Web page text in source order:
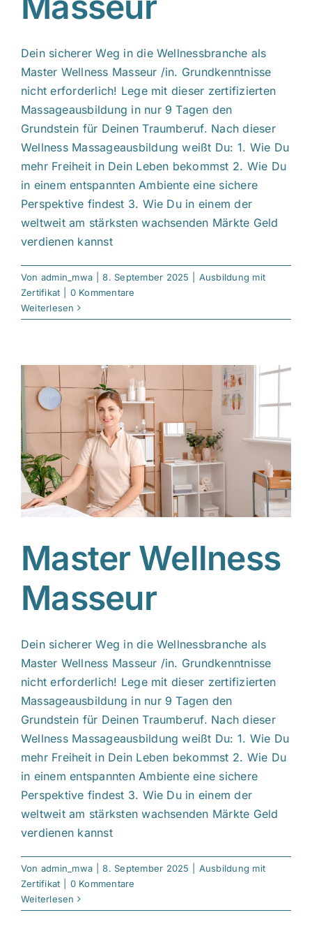
Dein sicherer Weg in die Wellnessbranche als
Master Wellness Masseur /in. Grundkenntnisse
nicht erforderlich! Lege mit dieser zertifizierten
Massageausbildung in nur 9 Tagen den
Grundstein für Deinen Traumberuf. Nach dieser
Wellness Massageausbildung weißt Du: 1. Wie Du
mehr Freiheit in Dein Leben bekommst 2. Wie Du
in einem entspannten Ambiente eine sichere
Perspektive findest 3. Wie Du in einem der
weltweit am stärksten wachsenden Märkte Geld
verdienen kannst
Von admin_mwa 8. September 2025
Ausbildung mit
Zertifikat
0 Kommentare
Weiterlesen
Master Wellness
Masseur
Dein sicherer Weg in die Wellnessbranche als
Master Wellness Masseur /in. Grundkenntnisse
nicht erforderlich! Lege mit dieser zertifizierten
Massageausbildung in nur 9 Tagen den
Grundstein für Deinen Traumberuf. Nach dieser
Wellness Massageausbildung weißt Du: 1. Wie Du
mehr Freiheit in Dein Leben bekommst 2. Wie Du
in einem entspannten Ambiente eine sichere
Perspektive findest 3. Wie Du in einem der
weltweit am stärksten wachsenden Märkte Geld
verdienen kannst
Von admin_mwa 8. September 2025
Ausbildung mit
Zertifikat
0 Kommentare
Weiterlesen